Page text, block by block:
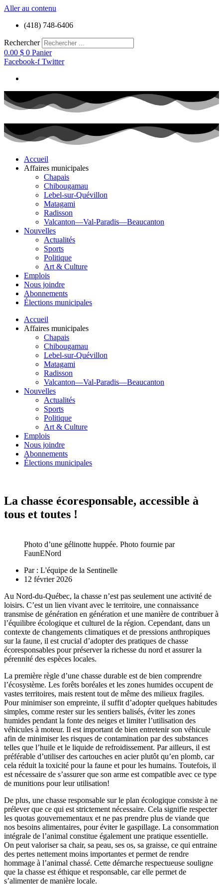
Aller au contenu
(418) 748-6406
Rechercher
0.00 $ 0 Panier
Facebook-f Twitter
Accueil
Affaires municipales
Chapais
Chibougamau
Lebel-sur-Quévillon
Matagami
Radisson
Valcanton—Val-Paradis—Beaucanton
Nouvelles
Actualités
Sports
Politique
Art & Culture
Emplois
Nous joindre
Abonnements
Élections municipales
Accueil
Affaires municipales
Chapais
Chibougamau
Lebel-sur-Quévillon
Matagami
Radisson
Valcanton—Val-Paradis—Beaucanton
Nouvelles
Actualités
Sports
Politique
Art & Culture
Emplois
Nous joindre
Abonnements
Élections municipales
La chasse écoresponsable, accessible à
tous et toutes !
Photo d’une gélinotte huppée. Photo fournie par
FaunENord
Par : L'équipe de la Sentinelle
12 février 2026
Au Nord-du-Québec, la chasse n’est pas seulement une activité de
loisirs. C’est un lien vivant avec le territoire, une connaissance
transmise de génération en génération et une manière de contribuer à
l’équilibre écologique et culturel de la région. Cependant, dans un
contexte de changements climatiques et de pressions anthropiques
sur la faune, il est crucial d’adopter des pratiques de chasse
écoresponsables pour préserver la richesse du nord et assurer la
pérennité des espèces locales.
La première règle d’une chasse durable est de bien comprendre
l’écosystème. Les forêts boréales et les zones humides occupent de
vastes territoires, mais restent tout de même des milieux fragiles.
Pour minimiser son empreinte, il suffit d’adopter quelques habitudes
simples, comme rester sur les sentiers balisés, éviter les zones
humides pendant la fonte des neiges et limiter l’utilisation des
véhicules à moteur. Il est important de bien entretenir son véhicule
afin de minimiser les risques de contamination par des substances
telles que l’huile et le liquide de refroidissement. Par ailleurs, il est
préférable d’utiliser des cartouches en acier plutôt qu’en plomb, car
cela réduit la toxicité pour la faune et pour les humains. Toutefois, il
est nécessaire de s’assurer que son arme est compatible avec ce type
de munitions pour leur utilisation!
De plus, une chasse responsable sur le plan écologique consiste à ne
prélever que ce qui est strictement nécessaire. Cela signifie respecter
les quotas gouvernementaux et ne pas prendre plus de viande que
nos besoins alimentaires, pour éviter le gaspillage. La consommation
intégrale de l’animal constitue également une pratique essentielle.
On peut valoriser sa chair, sa peau, ses os, sa graisse, ce qui entraine
des pertes nettement moins importantes et permet de rendre
hommage à l’animal chassé. Cette démarche respectueuse souligne
que la chasse est éthique et responsable, car elle permet de
s’alimenter de manière locale.